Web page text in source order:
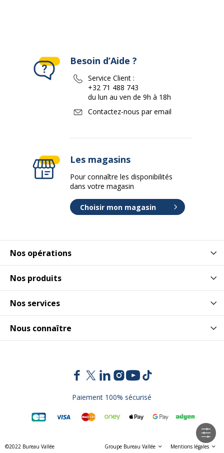
Nos opérations
Nos produits
Nos services
Nous connaître
Besoin d’Aide ?
Service Client :
+32 71 488 743
du lun au ven de 9h à 18h
Contactez-nous par email
Les magasins
Pour connaître les disponibilités
dans votre magasin
Choisir mon magasin
Paiement 100% sécurisé
©2022 Bureau Vallée Groupe Bureau Vallée Mentions légales